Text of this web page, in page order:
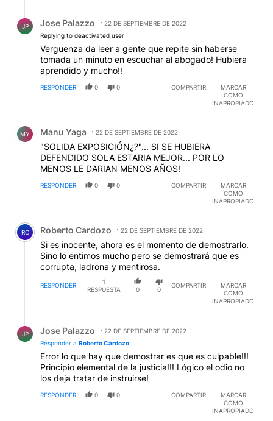
JP Jose Palazzo
22 DE SEPTIEMBRE DE 2022
Replying to deactivated user
Verguenza da leer a gente que repite sin haberse
tomada un minuto en escuchar al abogado! Hubiera
aprendido y mucho!!
RESPONDER 0 0 COMPARTIR
MARCAR
COMO
INAPROPIADO
MY Manu Yaga 22 DE SEPTIEMBRE DE 2022
"SOLIDA EXPOSICIÓN¿?"... SI SE HUBIERA
DEFENDIDO SOLA ESTARIA MEJOR... POR LO
MENOS LE DARIAN MENOS AÑOS!
RESPONDER 0 0 COMPARTIR
MARCAR
COMO
INAPROPIADO
Comentario de Roberto Cardozo.
RC Roberto Cardozo 22 DE SEPTIEMBRE DE 2022
Si es inocente, ahora es el momento de demostrarlo.
Sino lo entimos mucho pero se demostrará que es
corrupta, ladrona y mentirosa.
RESPONDER
1
RESPUESTA
0 0
COMPARTIR
MARCAR
COMO
INAPROPIADO
JP Jose Palazzo
22 DE SEPTIEMBRE DE 2022
Responder a Roberto Cardozo
Error lo que hay que demostrar es que es culpable!!!
Principio elemental de la justicia!!! Lógico el odio no
los deja tratar de instruirse!
RESPONDER 0 0 COMPARTIR
MARCAR
COMO
INAPROPIADO